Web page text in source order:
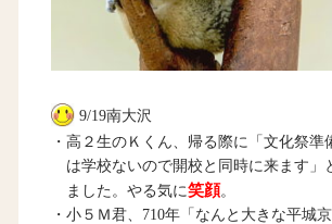
9/19南大沢
・高２生のＫくん、帰る際に「文化祭準
は学校ないので開校と同時に来ます」
ました。やる気に笑顔。
・小５Ｍ君、710年「なんと大きな平城